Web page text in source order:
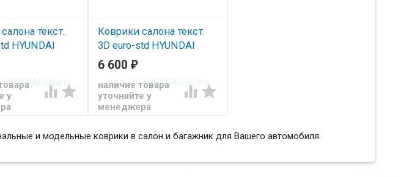
текст.
HYUNDAI
)/Verna
Хендай
у
 
Коврики салона текст.
3D euro-std HYUNDAI
Solaris (2010-)/Verna
(EMC3D)/EMC3D002717
Ковры в салон Евромат на
6 600 ₽
наличие товара
уточняйте у
менеджера
 
и модельные коврики в салон и багажник для Вашего автомобиля.